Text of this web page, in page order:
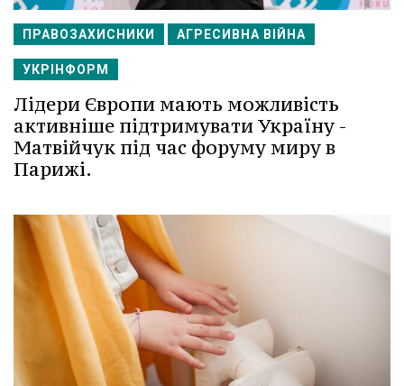
ПРАВОЗАХИСНИКИ АГРЕСИВНА ВІЙНА
УКРІНФОРМ
Лідери Європи мають можливість
активніше підтримувати Україну -
Матвійчук під час форуму миру в
Парижі.